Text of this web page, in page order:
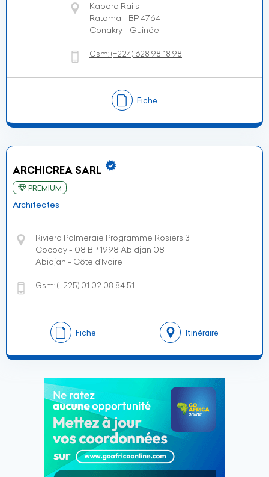
Kaporo Rails
Ratoma - BP 4764
Conakry - Guinée
Gsm:(+224) 628 98 18 98
Fiche
ARCHICREA SARL
PREMIUM
Architectes
Riviera Palmeraie Programme Rosiers 3
Cocody - 08 BP 1998 Abidjan 08
Abidjan - Côte d’Ivoire
Gsm:(+225) 01 02 08 84 51
Fiche Itinéraire